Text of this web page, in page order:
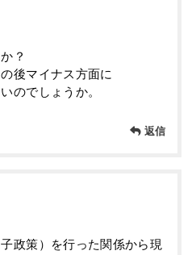
？
後マイナス方面に
のでしょうか。
返信
政策）を行った関係から現